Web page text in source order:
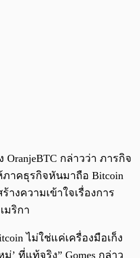
OranjeBTC กล่าวว่า ภารกิจ
าคธุรกิจหันมาถือ Bitcoin
งความเข้าใจเรื่องการ
มริกา
ไม่ใช่แค่เครื่องมือเก็ง
’ ที่แท้จริง” Gomes กล่าว